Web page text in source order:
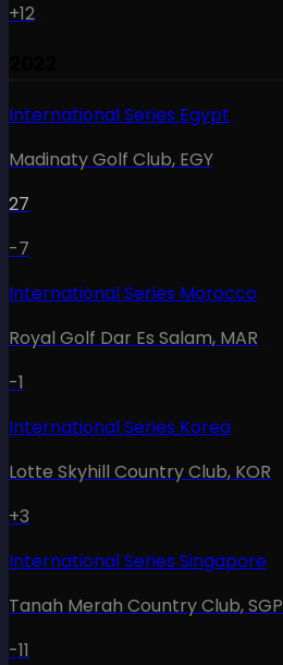
+12
International Series Egypt
Madinaty Golf Club, EGY
27
-7
International Series Morocco
Royal Golf Dar Es Salam, MAR
-1
International Series Korea
Lotte Skyhill Country Club, KOR
+3
International Series Singapore
Tanah Merah Country Club,SGP
-11